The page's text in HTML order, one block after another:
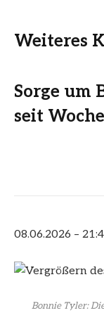
Weiteres
Sorge um
seit
08.06.2026 –
Bonnie Tyler: